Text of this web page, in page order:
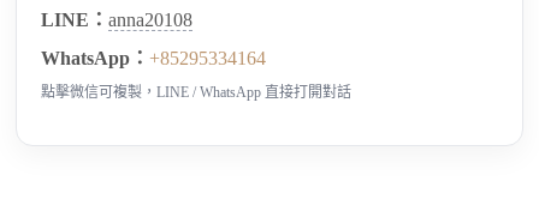
LINE：anna20108
WhatsApp：+85295334164
點擊微信可複製，LINE / WhatsApp 直接打開對話